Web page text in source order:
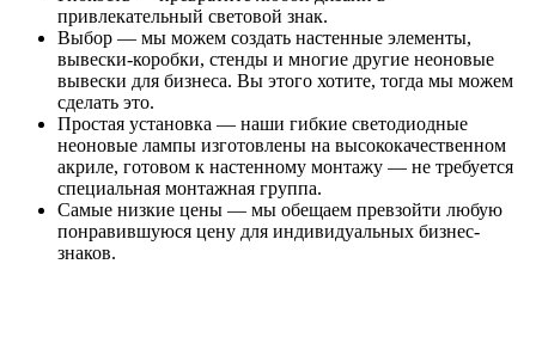
привлекательный световой знак.
Выбор — мы можем создать настенные элементы,
вывески-коробки, стенды и многие другие неоновые
вывески для бизнеса. Вы этого хотите, тогда мы можем
сделать это.
Простая установка — наши гибкие светодиодные
неоновые лампы изготовлены на высококачественном
акриле, готовом к настенному монтажу — не требуется
специальная монтажная группа.
Самые низкие цены — мы обещаем превзойти любую
понравившуюся цену для индивидуальных бизнес-
знаков.